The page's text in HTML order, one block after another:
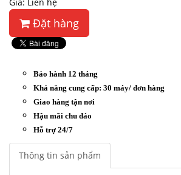
Đặt hàng
Bảo hành 12 tháng
Khả năng cung cấp: 30 máy/ đơn hàng
Giao hàng tận nơi
Hậu mãi chu đáo
Hỗ trợ 24/7
Thông tin sản phẩm